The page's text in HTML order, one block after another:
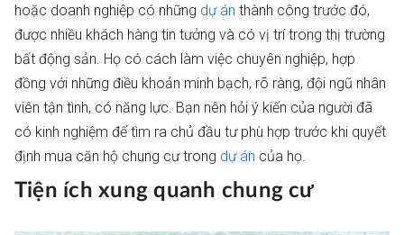
hoặc doanh nghiệp có những dự án thành công trước đó,
được nhiều khách hàng tin tưởng và có vị trí trong thị trường
bất động sản. Họ có cách làm việc chuyên nghiệp, hợp
đồng với những điều khoản minh bạch, rõ ràng, đội ngũ nhân
viên tận tình, có năng lực. Bạn nên hỏi ý kiến của người đã
có kinh nghiệm để tìm ra chủ đầu tư phù hợp trước khi quyết
định mua căn hộ chung cư trong dự án của họ.
Tiện ích xung quanh chung cư